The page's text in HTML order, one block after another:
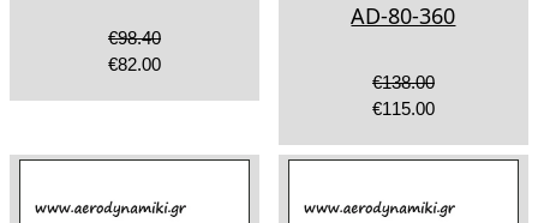
€98.40
€82.00
AD-80-360
€138.00
€115.00